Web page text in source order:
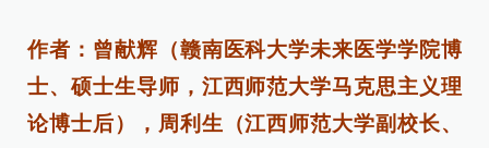
作者：曾献辉（赣南医科大学未来医学学院博
士、硕士生导师，江西师范大学马克思主义理
论博士后），周利生（江西师范大学副校长、